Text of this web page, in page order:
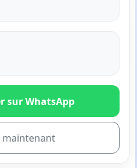
sur WhatsApp
maintenant